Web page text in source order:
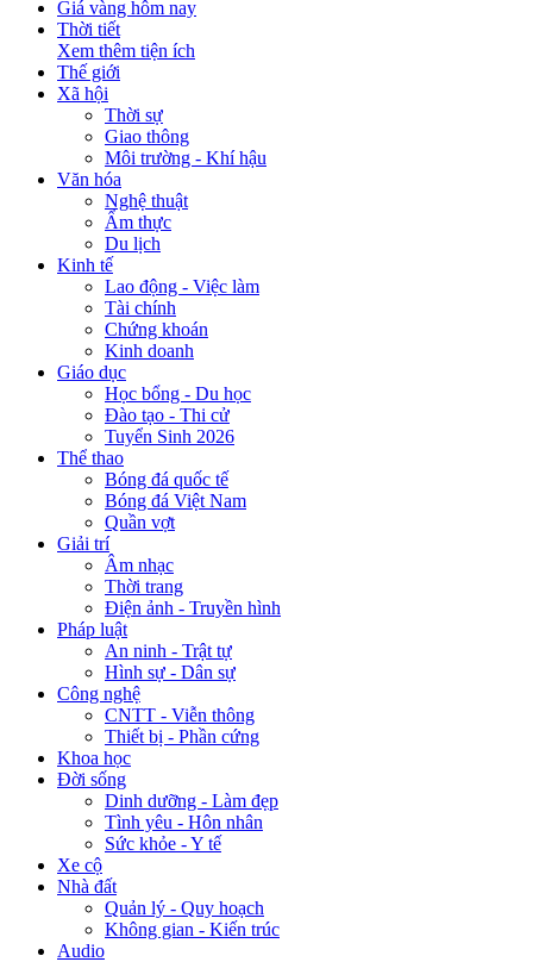
Giá vàng hôm nay
Thời tiết
Xem thêm tiện ích
Thế giới
Xã hội
Thời sự
Giao thông
Môi trường - Khí hậu
Văn hóa
Nghệ thuật
Ẩm thực
Du lịch
Kinh tế
Lao động - Việc làm
Tài chính
Chứng khoán
Kinh doanh
Giáo dục
Học bổng - Du học
Đào tạo - Thi cử
Tuyển Sinh 2026
Thể thao
Bóng đá quốc tế
Bóng đá Việt Nam
Quần vợt
Giải trí
Âm nhạc
Thời trang
Điện ảnh - Truyền hình
Pháp luật
An ninh - Trật tự
Hình sự - Dân sự
Công nghệ
CNTT - Viễn thông
Thiết bị - Phần cứng
Khoa học
Đời sống
Dinh dưỡng - Làm đẹp
Tình yêu - Hôn nhân
Sức khỏe - Y tế
Xe cộ
Nhà đất
Quản lý - Quy hoạch
Không gian - Kiến trúc
Audio